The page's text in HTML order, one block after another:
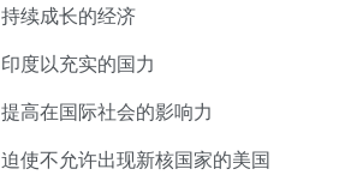
持续成长的经济
印度以充实的国力
提高在国际社会的影响力
迫使不允许出现新核国家的美国